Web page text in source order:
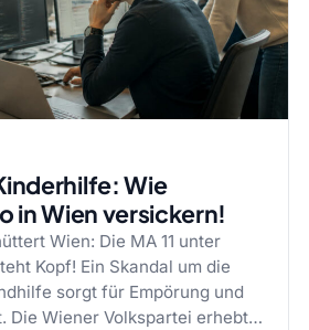
Wie
in Wien versickern!
Wien: Die MA 11 unter
Kopf! Ein Skandal um die
sorgt für Empörung und
Die Wiener Volkspartei erhebt…